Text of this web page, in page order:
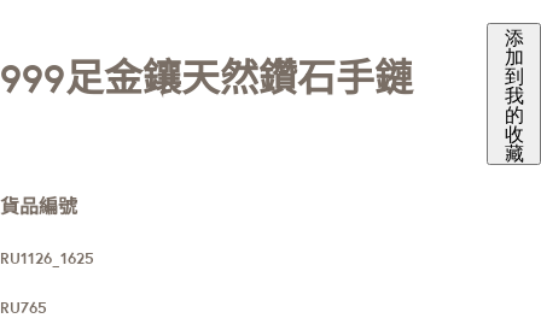
999足金鑲天然鑽石手鏈
添
加
到
我
的
收
藏
貨品編號
RU1126_1625
RU765